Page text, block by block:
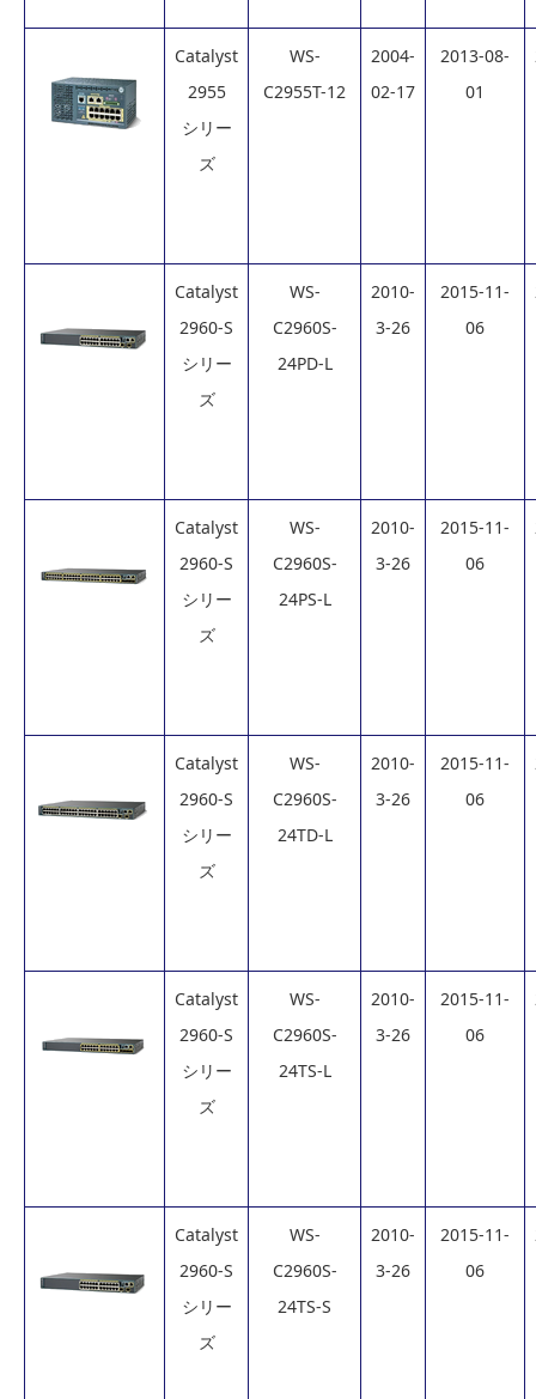
Catalyst
2955
シリー
ズ
WS-
C2955T-12
2004-
02-17
2013-08-
01
Catalyst
2960-S
シリー
ズ
WS-
C2960S-
24PD-L
2010-
3-26
2015-11-
06
Catalyst
2960-S
シリー
ズ
WS-
C2960S-
24PS-L
2010-
3-26
2015-11-
06
Catalyst
2960-S
シリー
ズ
WS-
C2960S-
24TD-L
2010-
3-26
2015-11-
06
Catalyst
2960-S
シリー
ズ
WS-
C2960S-
24TS-L
2010-
3-26
2015-11-
06
Catalyst
2960-S
シリー
ズ
WS-
C2960S-
24TS-S
2010-
3-26
2015-11-
06